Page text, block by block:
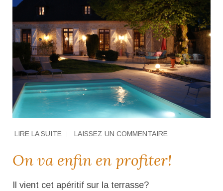
LIRE LA SUITE LAISSEZ UN COMMENTAIRE
On va enfin en profiter!
Il vient cet apéritif sur la terrasse?